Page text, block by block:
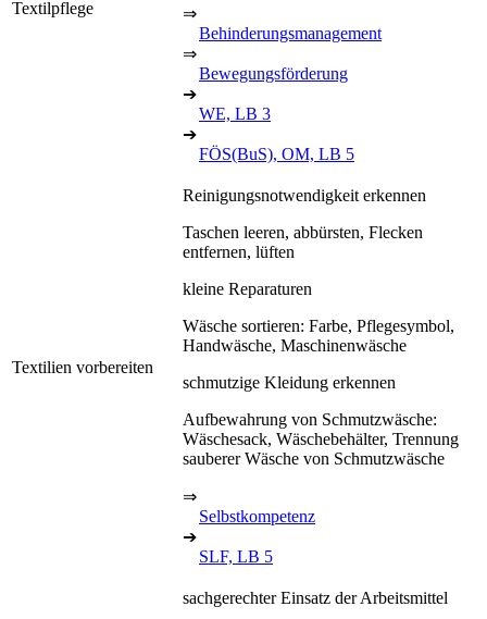
Textilpflege
⇒
Behinderungsmanagement
⇒
Bewegungsförderung
➔
WE, LB 3
➔
FÖS(BuS), OM, LB 5
Textilien vorbereiten
Reinigungsnotwendigkeit erkennen
Taschen leeren, abbürsten, Flecken
entfernen, lüften
kleine Reparaturen
Wäsche sortieren: Farbe, Pflegesymbol,
Handwäsche, Maschinenwäsche
schmutzige Kleidung erkennen
Aufbewahrung von Schmutzwäsche:
Wäschesack, Wäschebehälter, Trennung
sauberer Wäsche von Schmutzwäsche
⇒
Selbstkompetenz
➔
SLF, LB 5
sachgerechter Einsatz der Arbeitsmittel